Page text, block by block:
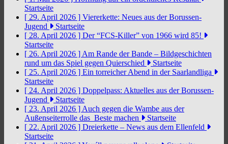
Startseite
[ 29. April 2026 ] Viererkette: Neues aus der Borussen-
Jugend
Startseite
[ 28. April 2026 ] Der “FCS-Killer” von 1966 wird 85!
Startseite
[ 26. April 2026 ] Am Rande der Bande – Bildgeschichten
rund um das Spiel gegen Quierschied
Startseite
[ 25. April 2026 ] Ein torreicher Abend in der Saarlandliga
Startseite
[ 24. April 2026 ] Doppelpass: Aktuelles aus der Borussen-
Jugend
Startseite
[ 23. April 2026 ] Auch gegen die Wambe aus der
Außenseiterrolle das Beste machen
Startseite
[ 22. April 2026 ] Dreierkette – News aus dem Ellenfeld
Startseite